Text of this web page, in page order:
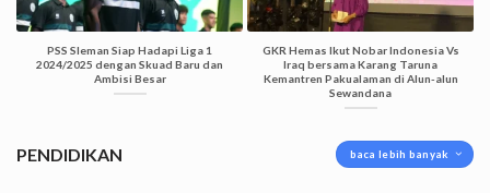
PSS Sleman Siap Hadapi Liga 1
2024/2025 dengan Skuad Baru dan
Ambisi Besar
GKR Hemas Ikut Nobar Indonesia Vs
Iraq bersama Karang Taruna
Kemantren Pakualaman di Alun-alun
Sewandana
PENDIDIKAN baca lebih banyak